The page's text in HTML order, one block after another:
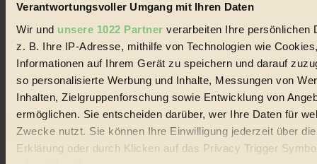
Verantwortungsvoller Umgang mit Ihren Daten
Wir und unsere 1022 Partner verarbeiten Ihre persönlichen
z. B. Ihre IP-Adresse, mithilfe von Technologien wie
Informationen auf Ihrem Gerät zu speichern und darauf
so personalisierte Werbung und Inhalte, Messungen von
Inhalten, Zielgruppenforschung sowie Entwicklung von
ermöglichen. Sie entscheiden darüber, wer Ihre Daten für
Zwecke nutzt. Sie können Ihre Einwilligung jederzeit über
Erklärung oder durch Klicken auf das Privacy Trigger
Themen
Bio